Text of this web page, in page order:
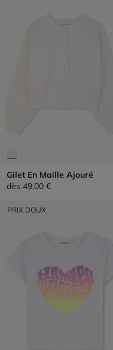
Gilet En Maille Ajouré
dès 49,00 €
PRIX DOUX